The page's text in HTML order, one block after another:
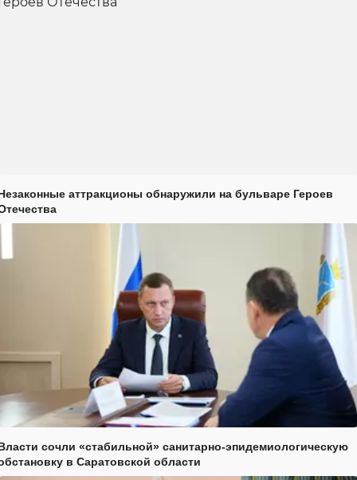
аттракционы обнаружили на бульваре Героев
сочли «стабильной» санитарно-эпидемиологическую
в Саратовской области